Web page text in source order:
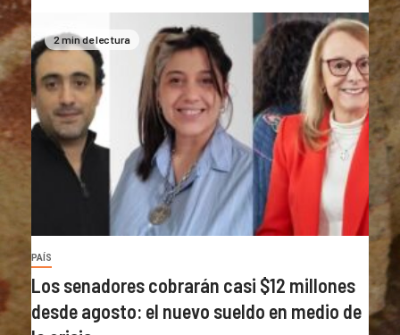
2 min de lectura
PAÍS
Los senadores cobrarán casi $12 millones
desde agosto: el nuevo sueldo en medio de